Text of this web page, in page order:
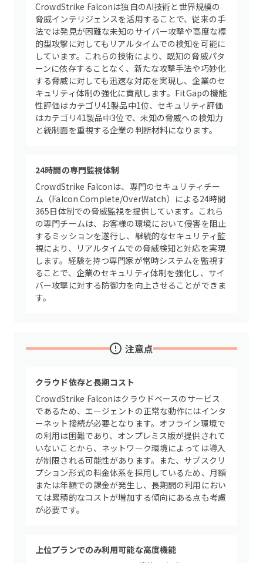
CrowdStrike Falconは独自のAI技術と世界規模の
脅威インテリジェンスを活用することで、従来の手
法では発見が困難な未知のサイバー攻撃や高度な標
的型攻撃に対してもリアルタイムでの検知を可能に
しています。これらの技術により、既知の脅威パタ
ーンに依存することなく、新たな攻撃手法や巧妙化
する脅威に対しても迅速な対応を実現し、企業のセ
キュリティ体制の強化に貢献します。FitGapの機能
性評価はカテゴリ41製品中1位、セキュリティ評価
はカテゴリ41製品中3位で、未知の脅威への検知力
と統制面を重視する企業の判断材料になります。
24時間の専門監視体制
CrowdStrike Falconは、専門のセキュリティチー
ム（Falcon Complete/OverWatch）による24時間
365日体制での脅威監視を提供しています。これら
の専門チームは、お客様の環境において侵害を阻止
するミッションを遂行し、継続的なセキュリティ監
視により、リアルタイムでの脅威検知と対応を実現
します。経験を持つ専門家が常時システムを監視す
ることで、企業のセキュリティ体制を強化し、サイ
バー攻撃に対する防御力を向上させることができま
す。
注意点
クラウド依存と長期コスト
CrowdStrike Falconはクラウドベースのサービス
であるため、エージェントの正常な動作にはインタ
ーネット接続が必要となります。オフライン環境で
の利用は困難であり、オンプレミス版が提供されて
いないことから、ネットワーク環境によっては導入
が制限される可能性があります。また、サブスクリ
プション形式の料金体系を採用しているため、月額
または年額での課金が発生し、長期間の利用におい
ては累積的なコストが増加する傾向にある点も考慮
が必要です。
上位プランでのみ利用可能な高度機能